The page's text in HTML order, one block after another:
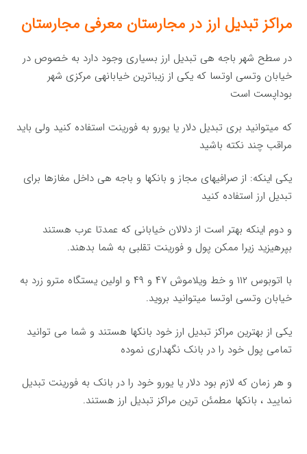
مراكز تبدیل ارز در مجارستان معرفی مجارستان
در سطح شهر باجه هی تبدیل ارز بسیاری وجود دارد به خصوص در
خیابان وتسی اوتسا كه یكی از زیباترین خیابانهی مركزی شهر
بوداپست است
كه میتوانید بری تبدیل دلار یا یورو به فورینت استفاده كنید ولی باید
مراقب چند نكته باشید
یكی اینكه: از صرافیهای مجاز و بانکها و باجه هی داخل مغازها برای
تبدیل ارز استفاده كنید
و دوم اینكه بهتر است از دلالان خیابانی كه عمدتا عرب هستند
بپرهیزید زیرا ممكن پول و فورینت تقلبی به شما بدهند.
با اتوبوس ۱۱۲ و خط ویلاموش ۴۷ و ۴۹ و اولین یستگاه مترو زرد به
خیابان وتسی اوتسا میتوانید بروید.
یکی از بهترین مراکز تبدیل ارز خود بانکها هستند و شما می توانید
تمامی پول خود را در بانک نگهداری نموده
و هر زمان که لازم بود دلار یا یورو خود را در بانک به فورینت تبدیل
نمایید ، بانكها مطمئن ترین مراكز تبدیل ارز هستند.